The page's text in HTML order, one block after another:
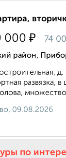
000 ₽ 74
район,
множество
09.08.2026
по